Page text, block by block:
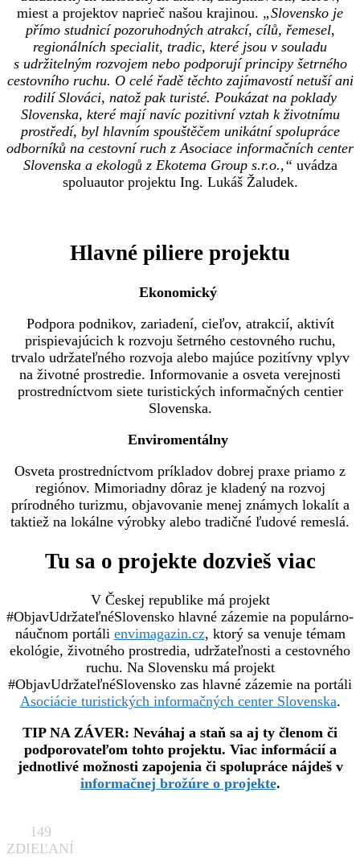
miest a projektov naprieč našou krajinou. „Slovensko je
přímo studnicí pozoruhodných atrakcí, cílů, řemesel,
regionálních specialit, tradic, které jsou v souladu
s udržitelným rozvojem nebo podporují principy šetrného
cestovního ruchu. O celé řadě těchto zajímavostí netuší ani
rodilí Slováci, natož pak turisté. Poukázat na poklady
Slovenska, které mají navíc pozitivní vztah k životnímu
prostředí, byl hlavním spouštěčem unikátní spolupráce
odborníků na cestovní ruch z Asociace informačních center
Slovenska a ekologů z Ekotema Group s.r.o.,“ uvádza
spoluautor projektu Ing. Lukáš Žaludek.
Hlavné piliere projektu
Ekonomický
Podpora podnikov, zariadení, cieľov, atrakcií, aktivít
prispievajúcich k rozvoju šetrného cestovného ruchu,
trvalo udržateľného rozvoja alebo majúce pozitívny vplyv
na životné prostredie. Informovanie a osveta verejnosti
prostredníctvom siete turistických informačných centier
Slovenska.
Enviromentálny
Osveta prostredníctvom príkladov dobrej praxe priamo z
regiónov. Mimoriadny dôraz je kladený na rozvoj
prírodného turizmu, objavovanie menej známych lokalít a
taktiež na lokálne výrobky alebo tradičné ľudové remeslá.
Tu sa o projekte dozvieš viac
V Českej republike má projekt
#ObjavUdržateľnéSlovensko hlavné zázemie na populárno-
náučnom portáli envimagazin.cz, ktorý sa venuje témam
ekológie, životného prostredia, udržateľnosti a cestovného
ruchu. Na Slovensku má projekt
#ObjavUdržateľnéSlovensko zas hlavné zázemie na portáli
Asociácie turistických informačných center Slovenska.
TIP NA ZÁVER: Neváhaj a staň sa aj ty členom či
podporovateľom tohto projektu. Viac informácií a
jednotlivé možnosti zapojenia či spolupráce nájdeš v
informačnej brožúre o projekte.
149
ZDIEĽANÍ